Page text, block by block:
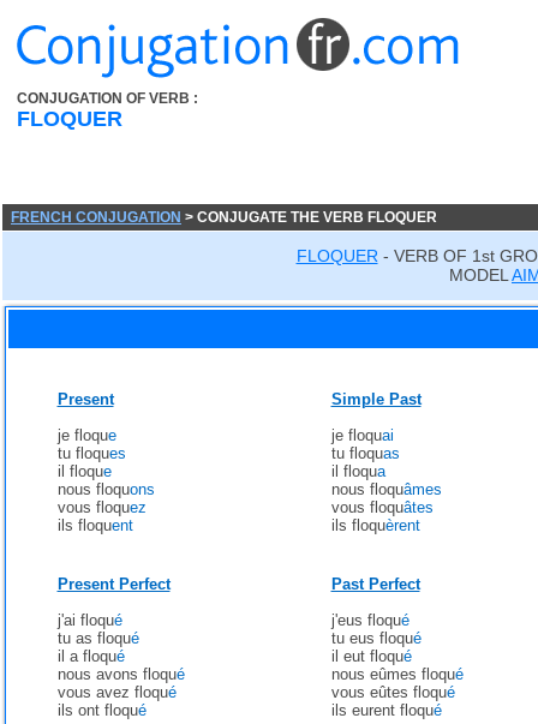
CONJUGATION OF VERB :
FLOQUER
FRENCH CONJUGATION > CONJUGATE THE VERB FLOQUER
FLOQUER - VERB OF 1st
MODEL
Present
je floque
tu floques
il floque
nous floquons
vous floquez
ils floquent
Simple Past
je floquai
tu floquas
il floqua
nous floquâmes
vous floquâtes
ils floquèrent
Present Perfect
j'ai floqué
tu as floqué
il a floqué
nous avons floqué
vous avez floqué
ils ont floqué
Past Perfect
j'eus floqué
tu eus floqué
il eut floqué
nous eûmes floqué
vous eûtes floqué
ils eurent floqué